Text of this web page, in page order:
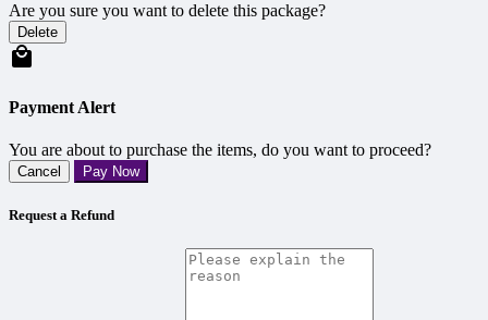
Are you sure you want to delete this package?
Delete
Payment Alert
You are about to purchase the items, do you want to proceed?
Cancel Pay Now
Request a Refund